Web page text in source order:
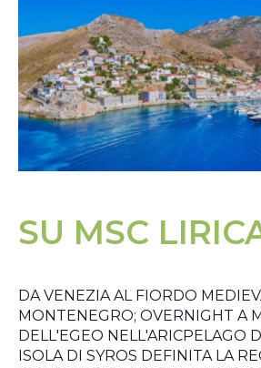
SU MSC
DA VENEZIA AL FIORDO
MONTENEGRO; OVERNIGHT A
DELL'EGEO NELL'ARICPELAGO
ISOLA DI SYROS DEFINITA LA